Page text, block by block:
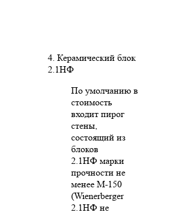
4. Керамический блок
2.1НФ
По умолчанию в
стоимость
входит пирог
стены,
состоящий из
блоков
2.1НФ марки
прочности не
менее М-150
(Wienerberger
2.1НФ не